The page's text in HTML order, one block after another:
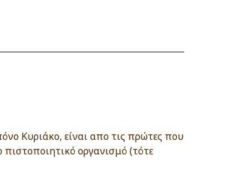
Κυριάκο, είναι απο τις πρώτες που
οργανισμό (τότε